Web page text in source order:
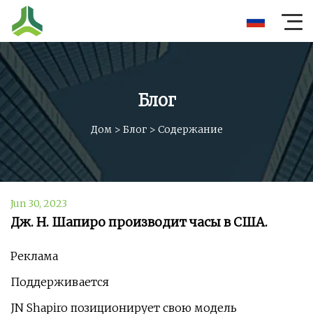
Блог
Дом > Блог> Содержание
Jun 30, 2023
Дж. Н. Шапиро производит часы в США.
Реклама
Поддерживается
JN Shapiro позиционирует свою модель